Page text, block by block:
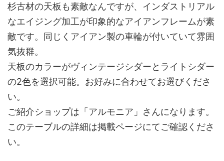
杉古材の天板も素敵なんですが、インダストリアル
なエイジング加工が印象的なアイアンフレームが素
敵です。同じくアイアン製の車輪が付いていて雰囲
気抜群。
天板のカラーがヴィンテージシダーとライトシダー
の2色を選択可能。お好みに合わせてお選びくださ
い。
ご紹介ショップは「アルモニア」さんになります。
このテーブルの詳細は掲載ページにてご確認くださ
い。